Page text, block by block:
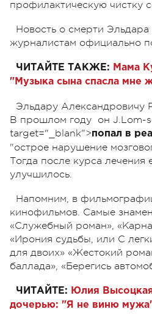
профилактическую чистку
Новость о смерти
журналистам официально
ЧИТАЙТЕ ТАКЖЕ: Мама
"Музыка сына спасла мне
Эльдару Александровичу
В прошлом году он J.Lom-
target="_blank">попал в
"острое нарушение
Тогда после курса лечения
улучшилось.
Напомним, в
кинофильмов. Самые
«Служебный роман»,
«Ирония судьбы, или С
для двоих» «Жестокий
баллада», «Берегись
ЧИТАЙТЕ: Юлия
дочерью: "Я не виню